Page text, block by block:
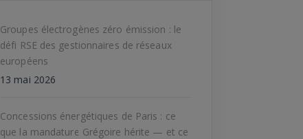
Groupes électrogènes zéro émission : le
défi RSE des gestionnaires de réseaux
européens
13 mai 2026
Concessions énergétiques de Paris : ce
que la mandature Grégoire hérite — et ce